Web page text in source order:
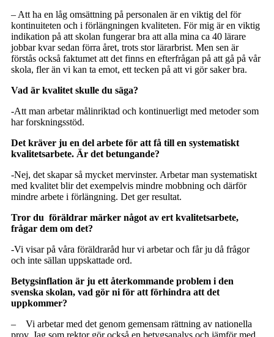
– Att ha en låg omsättning på personalen är en viktig del för
kontinuiteten och i förlängningen kvaliteten. För mig är en viktig
indikation på att skolan fungerar bra att alla mina ca 40 lärare
jobbar kvar sedan förra året, trots stor lärarbrist. Men sen är
förstås också faktumet att det finns en efterfrågan på att gå på vår
skola, fler än vi kan ta emot, ett tecken på att vi gör saker bra.
Vad är kvalitet skulle du säga?
-Att man arbetar målinriktad och kontinuerligt med metoder som
har forskningsstöd.
Det kräver ju en del arbete för att få till en systematiskt
kvalitetsarbete. Är det betungande?
-Nej, det skapar så mycket mervinster. Arbetar man systematiskt
med kvalitet blir det exempelvis mindre mobbning och därför
mindre arbete i förlängning. Det ger resultat.
Tror du föräldrar märker något av ert kvalitetsarbete,
frågar dem om det?
-Vi visar på våra föräldraråd hur vi arbetar och får ju då frågor
och inte sällan uppskattade ord.
Betygsinflation är ju ett återkommande problem i den
svenska skolan, vad gör ni för att förhindra att det
uppkommer?
– Vi arbetar med det genom gemensam rättning av nationella